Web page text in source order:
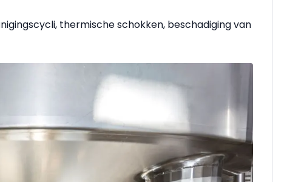
thermische schokken, beschadiging van